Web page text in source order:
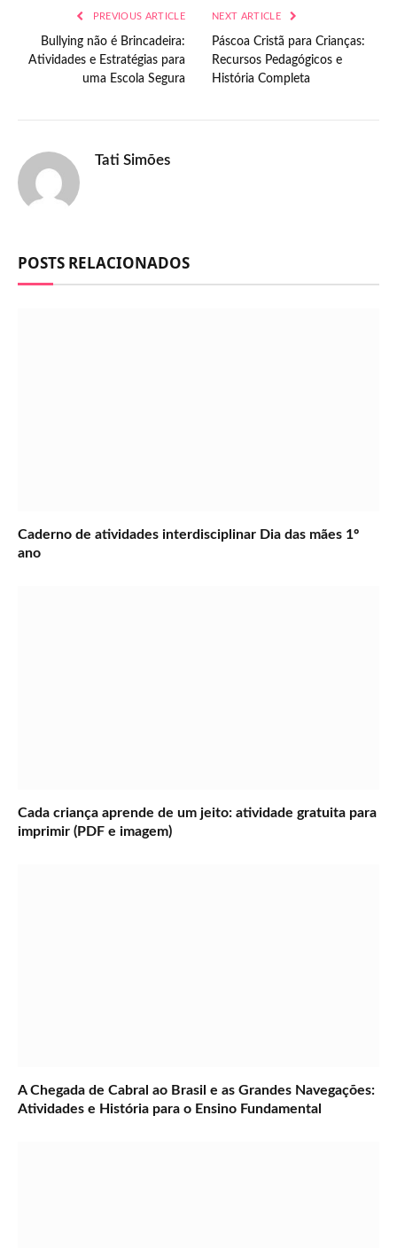
PREVIOUS ARTICLE
Bullying não é Brincadeira:
Atividades e Estratégias para
uma Escola Segura
NEXT ARTICLE
Páscoa Cristã para Crianças:
Recursos Pedagógicos e
História Completa
Tati Simões
POSTS RELACIONADOS
Caderno de atividades interdisciplinar Dia das mães 1º
ano
Cada criança aprende de um jeito: atividade gratuita para
imprimir (PDF e imagem)
A Chegada de Cabral ao Brasil e as Grandes Navegações:
Atividades e História para o Ensino Fundamental